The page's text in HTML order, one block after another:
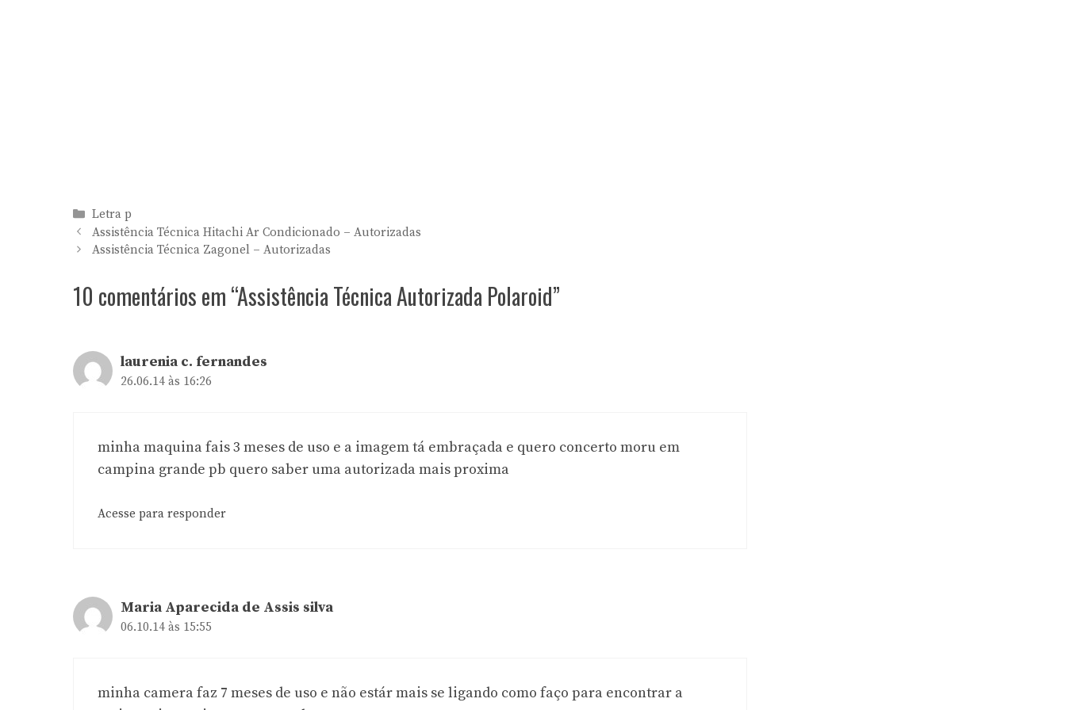
Categorias
Letra p
Assistência Técnica Hitachi Ar Condicionado – Autorizadas
Assistência Técnica Zagonel – Autorizadas
10 comentários em “Assistência Técnica Autorizada Polaroid”
laurenia c. fernandes
26.06.14 às 16:26
minha maquina fais 3 meses de uso e a imagem tá embraçada e quero concerto moru em
campina grande pb quero saber uma autorizada mais proxima
Acesse para responder
Maria Aparecida de Assis silva
06.10.14 às 15:55
minha camera faz 7 meses de uso e não estár mais se ligando como faço para encontrar a